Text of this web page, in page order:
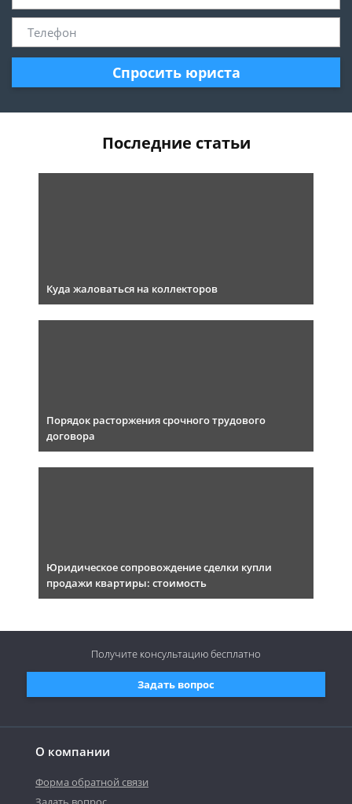
Спросить юриста
Последние статьи
Куда жаловаться на коллекторов
Порядок расторжения срочного трудового
договора
Юридическое сопровождение сделки купли
продажи квартиры: стоимость
О компании
Форма обратной связи
Задать вопрос
Получите консультациюбесплатно